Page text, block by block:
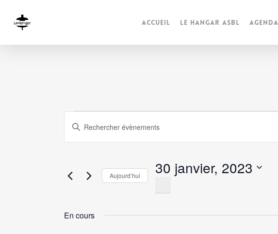
Accueil Le Hangar ASBL Agenda
Évènements
30
janvier,
Recherche
et
navigation
de
vues
Saisir
Évènements
clé.
Aujourd’hui 30 janvier, 2023
En cours